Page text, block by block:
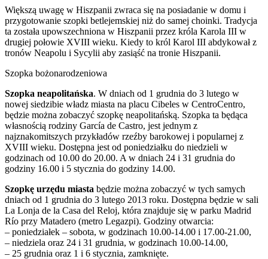
Większą uwagę w Hiszpanii zwraca się na posiadanie w domu i
przygotowanie szopki betlejemskiej niż do samej choinki. Tradycja
ta została upowszechniona w Hiszpanii przez króla Karola III w
drugiej połowie XVIII wieku. Kiedy to król Karol III abdykował z
tronów Neapolu i Sycylii aby zasiąść na tronie Hiszpanii.
Szopka bożonarodzeniowa
Szopka neapolitańska. W dniach od 1 grudnia do 3 lutego w
nowej siedzibie władz miasta na placu Cibeles w CentroCentro,
będzie można zobaczyć szopkę neapolitańską. Szopka ta będąca
własnością rodziny García de Castro, jest jednym z
najznakomitszych przykładów rzeźby barokowej i popularnej z
XVIII wieku. Dostępna jest od poniedziałku do niedzieli w
godzinach od 10.00 do 20.00. A w dniach 24 i 31 grudnia do
godziny 16.00 i 5 stycznia do godziny 14.00.
Szopkę urzędu miasta będzie można zobaczyć w tych samych
dniach od 1 grudnia do 3 lutego 2013 roku. Dostępna będzie w sali
La Lonja de la Casa del Reloj, która znajduje się w parku Madrid
Río przy Matadero (metro Legazpi). Godziny otwarcia:
– poniedziałek – sobota, w godzinach 10.00-14.00 i 17.00-21.00,
– niedziela oraz 24 i 31 grudnia, w godzinach 10.00-14.00,
– 25 grudnia oraz 1 i 6 stycznia, zamknięte.